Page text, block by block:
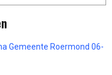
Gemeente Roermond 06-